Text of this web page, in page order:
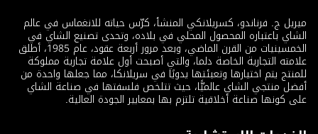
ميريل ج. فرناندو، كسريلانكي المنشأ، كرّس حياته للانغماس في عالم
الشاي باعتباره المحصول المحلي في بلاده، وتحدى تصنيع الشاي في
الخمسينيات من القرن الماضي، وبعد مرور أربعة عقود، عام 1985، أطلق
علامته التجارية الخاصة دلما، والتي أصبحت أول علامة تجارية مملوكة
للمنتج يتم اختيارها وتعبئتها يدويًا في سريلانكا، مما جعلها واحدة من
أفضل منتجي الشاي عالميًّا، حيث تتلخص فلسفتها في صناعة الشاي
على كونها صناعة أخلاقية تلتزم بها بمعايير الجودة العالية.